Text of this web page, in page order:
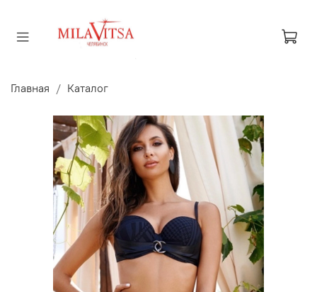
Главная Каталог